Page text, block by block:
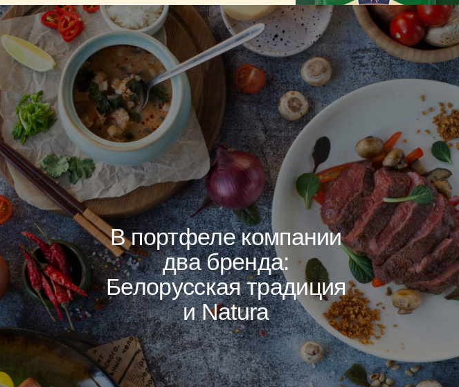
В портфеле компании
два бренда:
Белорусская традиция
и Natura